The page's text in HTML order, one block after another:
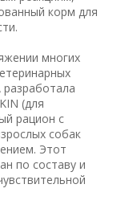
корм для
многих
разработала
(для
рацион с
собак
Этот
по составу и